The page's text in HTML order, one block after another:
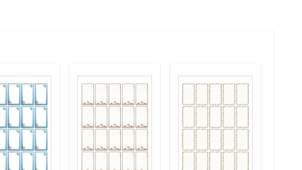
흰색 무광 방수 잉크젯
CJ654WU 잉크젯 전용
재질 설명
흰색 광택 방수 잉크젯
재질 설명
CJ654TU잉크젯 전용
재질 설명